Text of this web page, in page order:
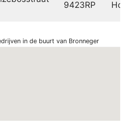
9423RP
in de buurt van Bronneger